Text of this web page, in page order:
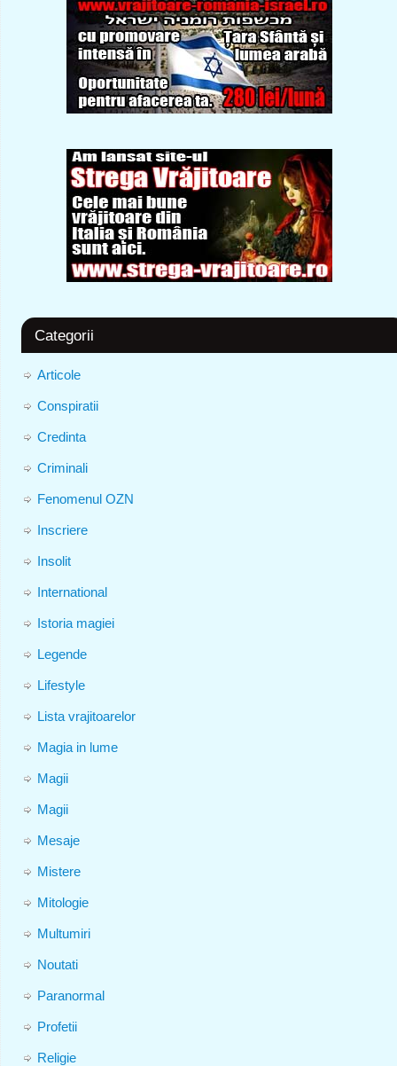
Categorii
Articole
Conspiratii
Credinta
Criminali
Fenomenul OZN
Inscriere
Insolit
International
Istoria magiei
Legende
Lifestyle
Lista vrajitoarelor
Magia in lume
Magii
Magii
Mesaje
Mistere
Mitologie
Multumiri
Noutati
Paranormal
Profetii
Religie